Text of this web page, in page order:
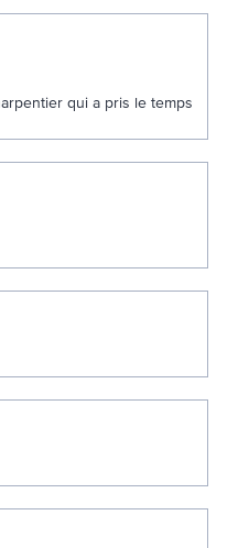
qui a pris le temps